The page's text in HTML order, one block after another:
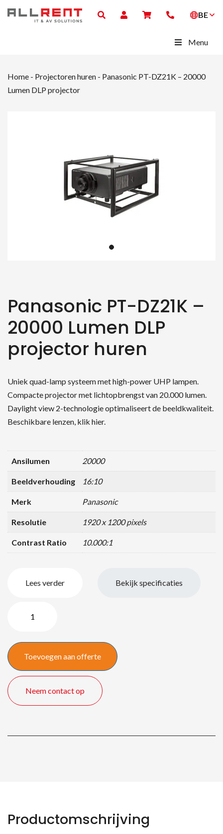
BE
Menu
Home - Projectoren huren - Panasonic PT-DZ21K – 20000
Lumen DLP projector
Panasonic PT-DZ21K –
20000 Lumen DLP
projector huren
Uniek quad-lamp systeem met high-power UHP lampen.
Compacte projector met lichtopbrengst van 20.000 lumen.
Daylight view 2-technologie optimaliseert de beeldkwaliteit.
Beschikbare lenzen, klik hier.
Ansilumen 20000
Beeldverhouding 16:10
Merk Panasonic
Resolutie 1920 x 1200 pixels
Contrast Ratio 10.000:1
Lees verder Bekijk specificaties
–
20000
Lumen
DLP
projector
Toevoegen aan offerte
Neem contact op
Productomschrijving